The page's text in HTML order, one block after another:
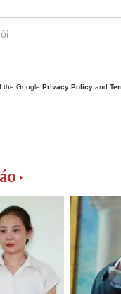
the Google Privacy Policy and